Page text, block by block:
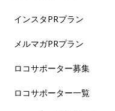
インスタPRプラン
メルマガPRプラン
ロコサポーター募集
ロコサポーター一覧